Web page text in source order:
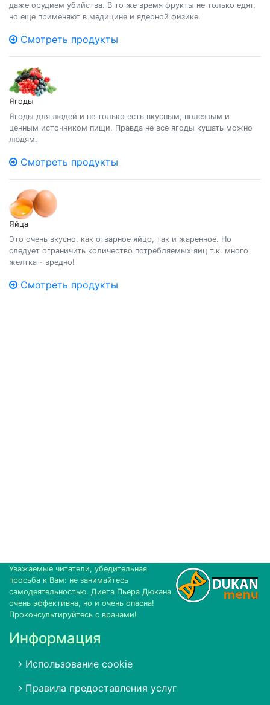
даже орудием убийства. В то же время фрукты не только едят,
но еще применяют в медицине и ядерной физике.
Смотреть продукты
Ягоды
Ягоды для людей и не только есть вкусным, полезным и
ценным источником пищи. Правда не все ягоды кушать можно
людям.
Смотреть продукты
Яйца
Это очень вкусно, как отварное яйцо, так и жаренное. Но
следует ограничить количество потребляемых яиц т.к. много
желтка - вредно!
Смотреть продукты
Уважаемые читатели, убедительная
просьба к Вам: не занимайтесь
самодеятельностью. Диета Пьера Дюкана
очень эффективна, но и очень опасна!
Проконсультируйтесь с врачами!
Информация
Использование cookie
Правила предоставления услуг